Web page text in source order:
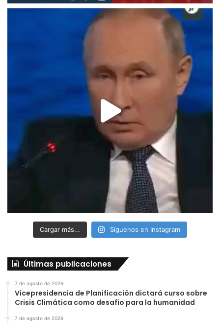
Cargar más... Síguenos en Instagram
Últimas publicaciones
7 de agosto de 2026
Vicepresidencia de Planificación dictará curso sobre
Crisis Climática como desafío para la humanidad
7 de agosto de 2026